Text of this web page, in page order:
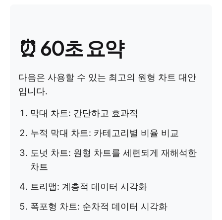
⏰ 60초 요약
다음은 사용할 수 있는 최고의 원형 차트 대안
입니다.
막대 차트: 간단하고 효과적
누적 막대 차트: 카테고리별 비율 비교
도넛 차트: 원형 차트를 세련되게 재해석한
차트
트리맵: 계층적 데이터 시각화
폭포형 차트: 순차적 데이터 시각화